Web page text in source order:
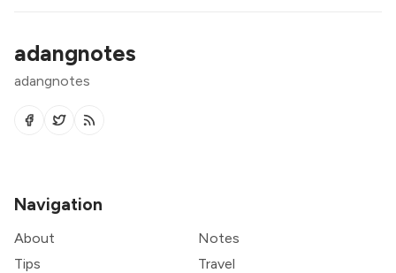
adangnotes
adangnotes
Navigation
About
Notes
Tips
Travel